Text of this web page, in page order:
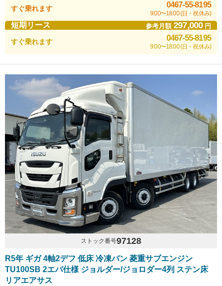
すぐ乗れます 0467-55-8195
9:00〜18:00 (日・祝休み)
短期リース 参考月額297,000円
すぐ乗れます 0467-55-8195
9:00〜18:00 (日・祝休み)
ストック番号97128
R5年 ギガ 4軸2デフ 低床 冷凍バン 菱重サブエンジン
TU100SB 2エバ仕様 ジョルダー/ジョロダー4列 ステン床
リアエアサス